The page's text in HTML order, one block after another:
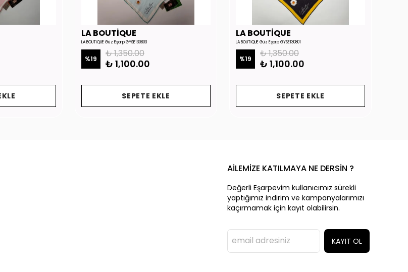
LA BOUTİQUE
LA BOUTİQUE Güz Eşarp GYSE130803
%19 ₺ 1,350.00
₺ 1,100.00
SEPETE EKLE
LA BOUTİQUE
LA BOUTİQUE Güz Eşarp GYSE130801
%19 ₺ 1,350.00
₺ 1,100.00
SEPETE EKLE
AİLEMİZE KATILMAYA NE DERSİN ?
Değerli Eşarpevim kullanıcımız sürekli
yaptığımız indirim ve kampanyalarımızı
kaçırmamak için kayıt olabilirsin.
KAYIT OL